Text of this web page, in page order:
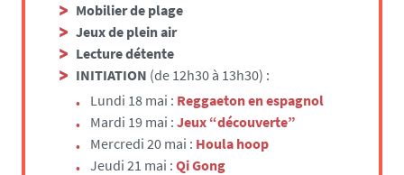
Mobilier de plage
Jeux de plein air
Lecture détente
INITIATION (de 12h30 à 13h30) :
Lundi 18 mai : Reggaeton en espagnol
Mardi 19 mai : Jeux “découverte”
Mercredi 20 mai : Houla hoop
Jeudi 21 mai : Qi Gong